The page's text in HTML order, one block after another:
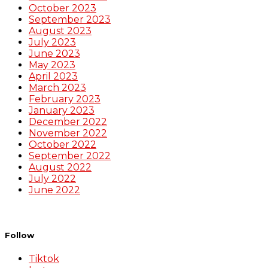
October 2023
September 2023
August 2023
July 2023
June 2023
May 2023
April 2023
March 2023
February 2023
January 2023
December 2022
November 2022
October 2022
September 2022
August 2022
July 2022
June 2022
Follow
Tiktok